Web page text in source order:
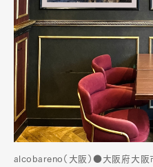
alcobareno（大阪）●大阪府大